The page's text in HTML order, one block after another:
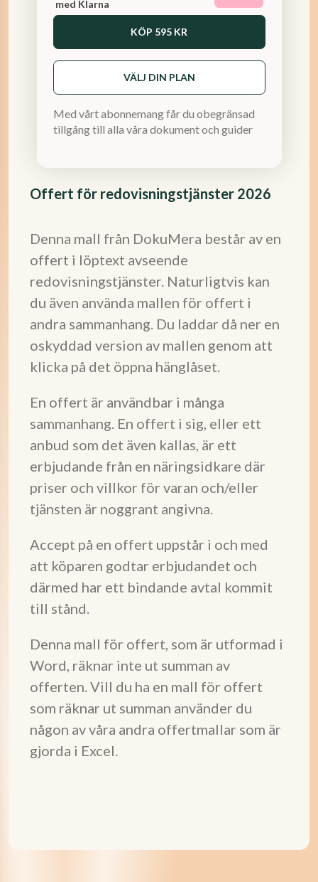
Offert för redovisningstjänster 2026
Denna mall från DokuMera består av en
offert i löptext avseende
redovisningstjänster. Naturligtvis kan
du även använda mallen för offert i
andra sammanhang. Du laddar då ner en
oskyddad version av mallen genom att
klicka på det öppna hänglåset.
En offert är användbar i många
sammanhang. En offert i sig, eller ett
anbud som det även kallas, är ett
erbjudande från en näringsidkare där
priser och villkor för varan och/eller
tjänsten är noggrant angivna.
Accept på en offert uppstår i och med
att köparen godtar erbjudandet och
därmed har ett bindande avtal kommit
till stånd.
Denna mall för offert, som är utformad i
Word, räknar inte ut summan av
offerten. Vill du ha en mall för offert
som räknar ut summan använder du
någon av våra andra offertmallar som är
gjorda i Excel.
med Klarna
KÖP 595 KR
VÄLJ DIN PLAN
Med vårt abonnemang får du obegränsad
tillgång till alla våra dokument och guider